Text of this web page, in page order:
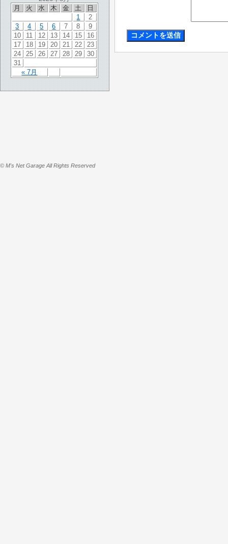
月
火 水 木 金 土 日
« 7月
1
2
3
4 5 6 7 8
9
10
11 12 13 14 15
16
17
18 19 20 21 22
23
24
25 26 27 28 29
30
31
© M's Net Garage All Rights Reserved